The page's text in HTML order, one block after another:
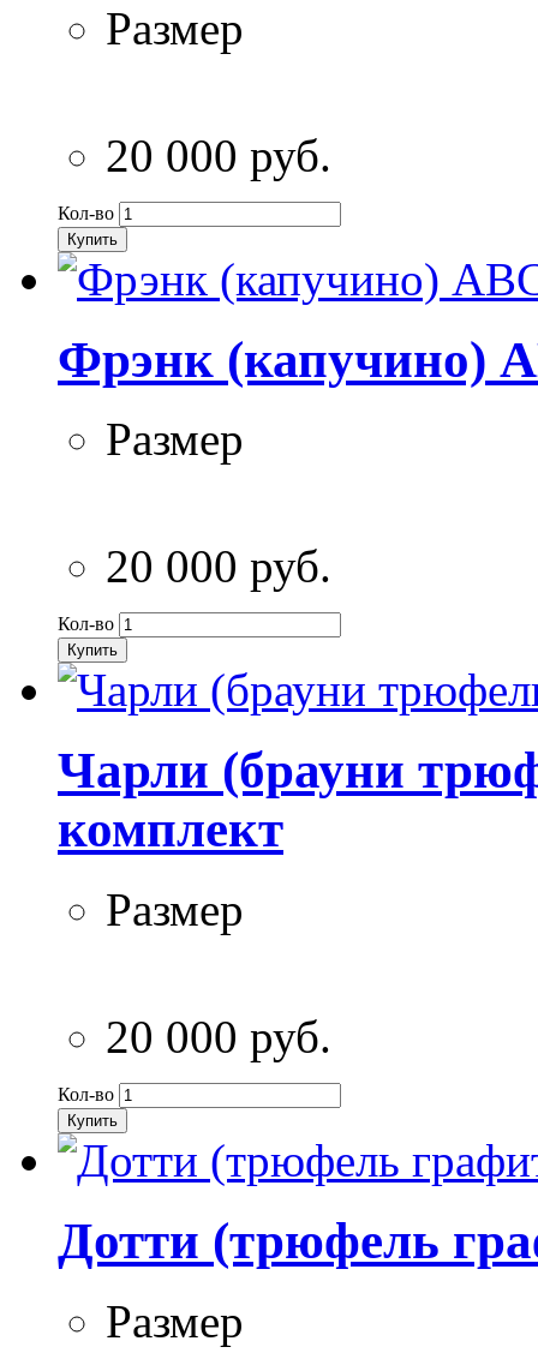
Размер
20 000 руб.
Кол-во
Купить
Фрэнк (капучино)
Размер
20 000 руб.
Кол-во
Купить
Чарли (брауни
комплект
Размер
20 000 руб.
Кол-во
Купить
Дотти (трюфель
Размер